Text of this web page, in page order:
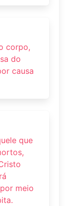
corpo,
do
causa
que
meio